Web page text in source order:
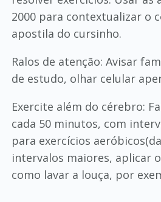
2000 para contextualizar o
apostila do cursinho.
Ralos de atenção: Avisar
de estudo, olhar celular
Exercite além do cérebro:
cada 50 minutos, com
para exercícios
intervalos maiores, aplicar
como lavar a louça, por